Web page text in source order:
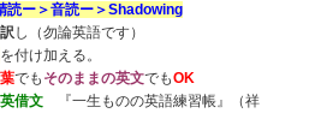
読ー＞音読ー＞Shadowing
し（勿論英語です）
を付け加える。
でも そのままの英文でもOK
借文 『一生ものの英語練習帳』（祥